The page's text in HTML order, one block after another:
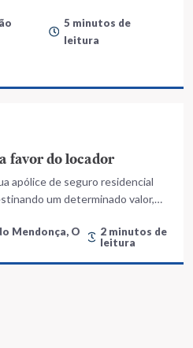
5 minutos de
leitura
favor do locador
apólice de seguro residencial
um determinado valor,
Mendonça, O
2 minutos de
leitura